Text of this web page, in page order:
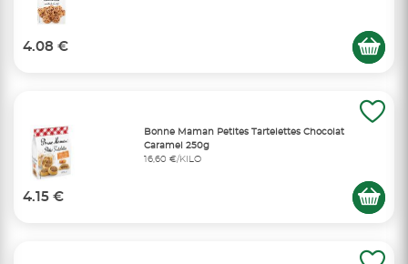
4.08 €
Bonne Maman Petites Tartelettes Chocolat
Caramel 250g
16,60 €/KILO
4.15 €